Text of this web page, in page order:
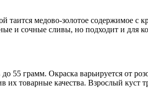
медово-золотое содержимое с
и сочные сливы, но подходит и
55 грамм. Окраска варьируется от
товарные качества. Взрослый куст